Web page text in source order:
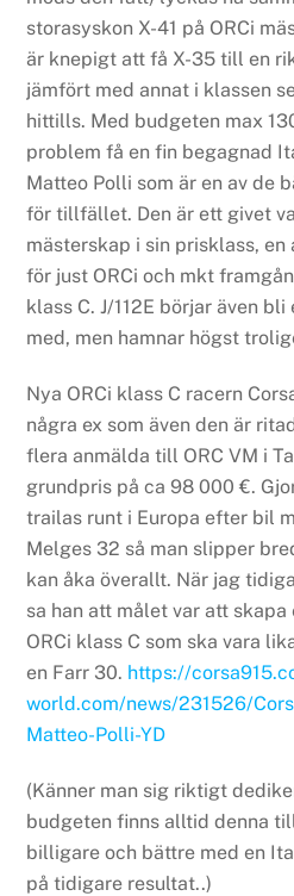
storasyskon X-41 på ORCi
är knepigt att få X-35 till en
jämfört med annat i klassen
hittills. Med budgeten max
problem få en fin begagnad
Matteo Polli som är en av de
för tillfället. Den är ett givet
mästerskap i sin prisklass,
för just ORCi och mkt
klass C. J/112E börjar även
med, men hamnar högst
Nya ORCi klass C racern
några ex som även den är
flera anmälda till ORC VM i
grundpris på ca 98 000 €.
trailas runt i Europa efter bil
Melges 32 så man slipper
kan åka överallt. När jag
sa han att målet var att skapa
ORCi klass C som ska vara
en Farr 30. https://
world.com/news/231526/
Matteo-Polli-YD
(Känner man sig riktigt
budgeten finns alltid denna
billigare och bättre med en
på tidigare resultat..)